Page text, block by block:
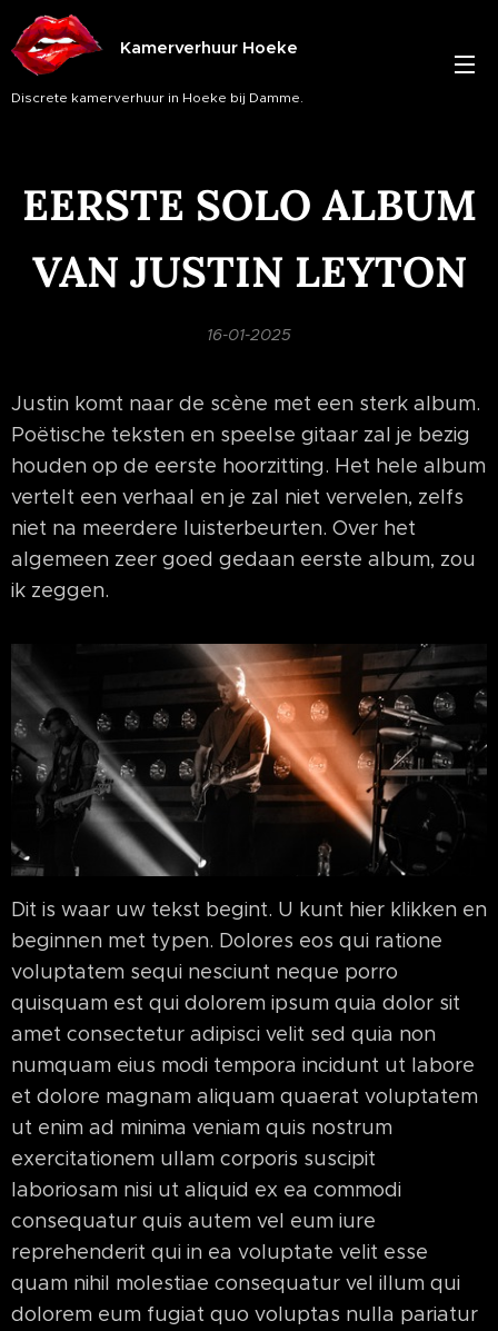
Kamerverhuur Hoeke
Discrete kamerverhuur in Hoeke bij Damme.
EERSTE SOLO ALBUM
VAN JUSTIN LEYTON
16-01-2025
Justin komt naar de scène met een sterk album.
Poëtische teksten en speelse gitaar zal je bezig
houden op de eerste hoorzitting. Het hele album
vertelt een verhaal en je zal niet vervelen, zelfs
niet na meerdere luisterbeurten. Over het
algemeen zeer goed gedaan eerste album, zou
ik zeggen.
Dit is waar uw tekst begint. U kunt hier klikken en
beginnen met typen. Dolores eos qui ratione
voluptatem sequi nesciunt neque porro
quisquam est qui dolorem ipsum quia dolor sit
amet consectetur adipisci velit sed quia non
numquam eius modi tempora incidunt ut labore
et dolore magnam aliquam quaerat voluptatem
ut enim ad minima veniam quis nostrum
exercitationem ullam corporis suscipit
laboriosam nisi ut aliquid ex ea commodi
consequatur quis autem vel eum iure
reprehenderit qui in ea voluptate velit esse
quam nihil molestiae consequatur vel illum qui
dolorem eum fugiat quo voluptas nulla pariatur